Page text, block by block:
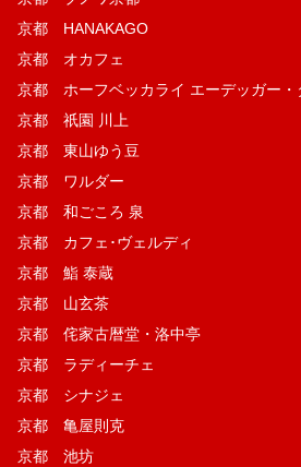
京都 HANAKAGO
京都 オカフェ
京都 ホーフベッカライ エーデッガー・
京都 祇園 川上
京都 東山ゆう豆
京都 ワルダー
京都 和ごころ 泉
京都 カフェ･ヴェルディ
京都 鮨 泰蔵
京都 山玄茶
京都 侘家古暦堂・洛中亭
京都 ラディーチェ
京都 シナジェ
京都 亀屋則克
京都 池坊